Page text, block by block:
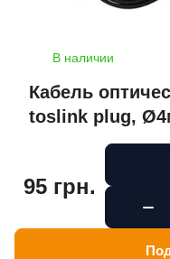
В наличии
Кабель
toslink plug,
95 грн.